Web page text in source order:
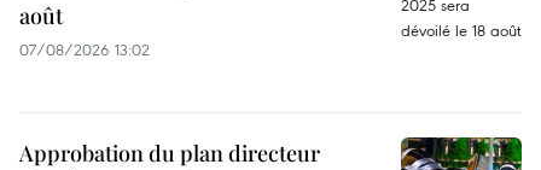
août
07/08/2026 13:02
Approbation du plan directeur